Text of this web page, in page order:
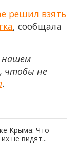
решил взять
, сообщала
нашем
чтобы не
.
Крыма: Что
не видят...